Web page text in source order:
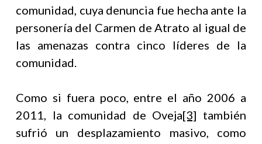
comunidad, cuya denuncia fue hecha ante la
personería del Carmen de Atrato al igual de
las amenazas contra cinco líderes de la
comunidad.
Como si fuera poco, entre el año 2006 a
2011, la comunidad de Oveja[3] también
sufrió un desplazamiento masivo, como